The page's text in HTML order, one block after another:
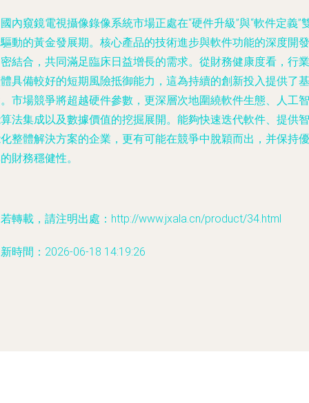
內窺鏡電視攝像錄像系統市場正處在“硬件升級”與“軟件定義”
動的黃金發展期。核心產品的技術進步與軟件功能的深度開發
結合，共同滿足臨床日益增長的需求。從財務健康度看，行業
具備較好的短期風險抵御能力，這為持續的創新投入提供了基
市場競爭將超越硬件參數，更深層次地圍繞軟件生態、人工智
法集成以及數據價值的挖掘展開。能夠快速迭代軟件、提供智
整體解決方案的企業，更有可能在競爭中脫穎而出，并保持優
財務穩健性。
轉載，請注明出處：http://www.jxala.cn/product/34.html
時間：2026-06-18 14:19:26